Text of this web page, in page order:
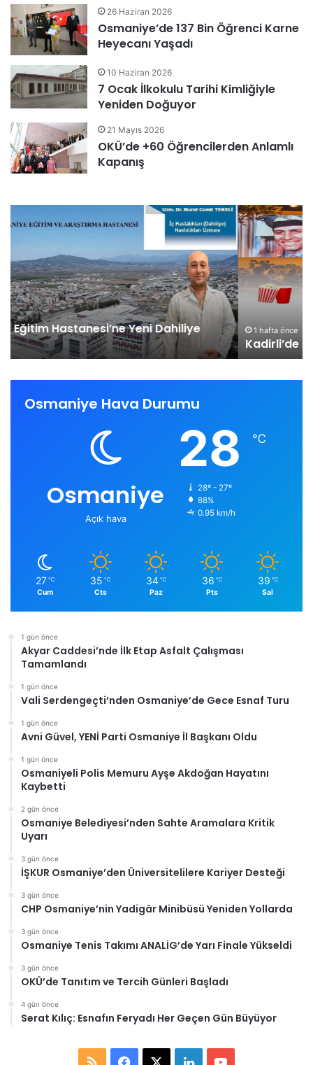
26 Haziran 2026
Osmaniye’de 137 Bin Öğrenci Karne
Heyecanı Yaşadı
10 Haziran 2026
7 Ocak İlkokulu Tarihi Kimliğiyle
Yeniden Doğuyor
21 Mayıs 2026
OKÜ’de +60 Öğrencilerden Anlamlı
Kapanış
Açık
Sineması
Heyecanı
Başlıyor
1 hafta önce
Kadirli’de Açık Hava Sineması Heyecanı Başlıyor
Osmaniye Hava Durumu
Osmaniye
Açık hava
28 ℃
28º - 27º
88%
0.95 km/h
27 ℃
Cum
35 ℃
Cts
34 ℃
Paz
36 ℃
Pts
39 ℃
Sal
1 gün önce
Akyar Caddesi’nde İlk Etap Asfalt Çalışması
Tamamlandı
1 gün önce
Vali Serdengeçti’nden Osmaniye’de Gece Esnaf Turu
1 gün önce
Avni Güvel, YENİ Parti Osmaniye İl Başkanı Oldu
1 gün önce
Osmaniyeli Polis Memuru Ayşe Akdoğan Hayatını
Kaybetti
2 gün önce
Osmaniye Belediyesi’nden Sahte Aramalara Kritik
Uyarı
3 gün önce
İŞKUR Osmaniye’den Üniversitelilere Kariyer Desteği
3 gün önce
CHP Osmaniye’nin Yadigâr Minibüsü Yeniden Yollarda
3 gün önce
Osmaniye Tenis Takımı ANALİG’de Yarı Finale Yükseldi
3 gün önce
OKÜ’de Tanıtım ve Tercih Günleri Başladı
4 gün önce
Serat Kılıç: Esnafın Feryadı Her Geçen Gün Büyüyor
RSS Facebook LinkedIn